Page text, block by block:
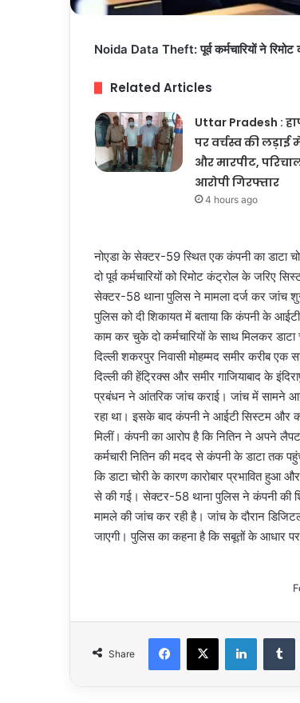
Noida Data Theft: पूर्व कर्मचारियों ने रिमोट
Related Articles
Uttar Pradesh :
पर वर्चस्व की लड़ाई
और मारपीट,
आरोपी गिरफ्तार
4 hours ago
नोएडा के सेक्टर-59 स्थित एक कंपनी का डाटा
दो पूर्व कर्मचारियों को रिमोट कंट्रोल के जरिए
सेक्टर-58 थाना पुलिस ने मामला दर्ज कर जांच
पुलिस को दी शिकायत में बताया कि कंपनी के
काम कर चुके दो कर्मचारियों के साथ मिलकर
दिल्ली शकरपुर निवासी मोहम्मद समीर करीब
दिल्ली की हेंट्रिक्स और समीर गाजियाबाद के
प्रबंधन ने आंतरिक जांच कराई। जांच में सामने
रहा था। इसके बाद कंपनी ने आईटी सिस्टम और
मिलीं। कंपनी का आरोप है कि नितिन ने अपने
कर्मचारी नितिन की मदद से कंपनी के डाटा तक
कि डाटा चोरी के कारण कारोबार प्रभावित हुआ
से की गई। सेक्टर-58 थाना पुलिस ने कंपनी की
मामले की जांच कर रही है। जांच के दौरान
जाएगी। पुलिस का कहना है कि सबूतों के आधार पर
Share
Facebook
X LinkedIn